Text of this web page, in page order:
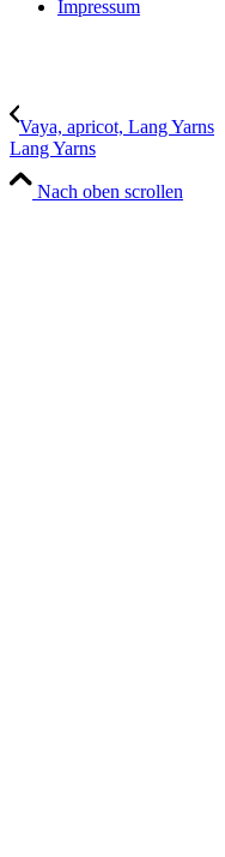
Impressum
Vaya, apricot, Lang Yarns
Lang Yarns
Nach oben scrollen